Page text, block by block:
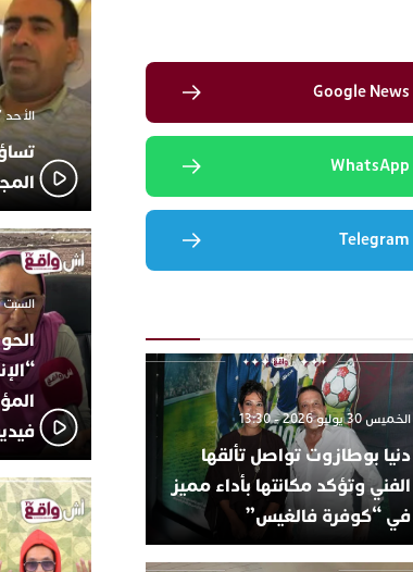
الخميس 30 يوليو 2026 - 13:30
دنيا بوطازوت تواصل تألقها
الفني وتؤكد مكانتها بأداء مميز
في “كوفرة فالغيس”
الأحد 7 ديسمبر 2025 - 21:42
السبت 18 أكتوبر 2025 - 14:35